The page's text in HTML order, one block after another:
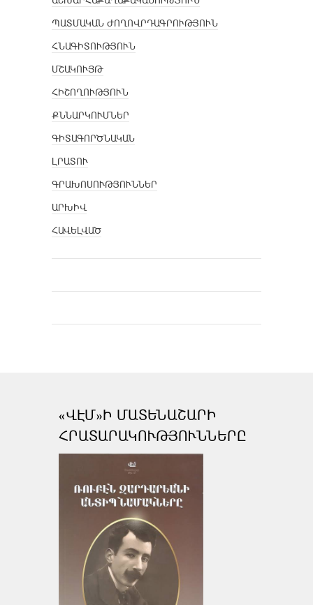
ՊԱՏՄԱԿԱՆ ԺՈՂՈՎՐԴԱԳՐՈՒԹՅՈՒՆ
ՀՆԱԳԻՏՈՒԹՅՈՒՆ
ՄՇԱԿՈՒՅԹ
ՀԻՇՈՂՈՒԹՅՈՒՆ
ՔՆՆԱՐԿՈՒՄՆԵՐ
ԳԻՏԱԳՈՐԾՆԱԿԱՆ
ԼՐԱՏՈՒ
ԳՐԱԽՈՍՈՒԹՅՈՒՆՆԵՐ
ԱՐԽԻՎ
ՀԱՎԵԼՎԱԾ
«ՎԷՄ»Ի ՄԱՏԵՆԱՇԱՐԻ
ՀՐԱՏԱՐԱԿՈՒԹՅՈՒՆՆԵՐԸ